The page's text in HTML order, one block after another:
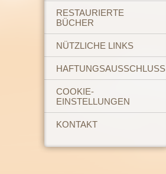
RESTAURIERTE
BÜCHER
NÜTZLICHE LINKS
HAFTUNGSAUSSCHLUSS
COOKIE-
EINSTELLUNGEN
KONTAKT